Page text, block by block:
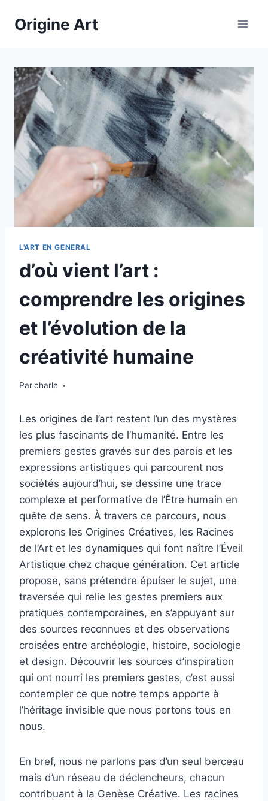
Origine Art
L'ART EN GENERAL
d’où vient l’art :
comprendre les origines
et l’évolution de la
créativité humaine
Parcharle
Les origines de l’art restent l’un des mystères
les plus fascinants de l’humanité. Entre les
premiers gestes gravés sur des parois et les
expressions artistiques qui parcourent nos
sociétés aujourd’hui, se dessine une trace
complexe et performative de l’Être humain en
quête de sens. À travers ce parcours, nous
explorons les Origines Créatives, les Racines
de l’Art et les dynamiques qui font naître l’Éveil
Artistique chez chaque génération. Cet article
propose, sans prétendre épuiser le sujet, une
traversée qui relie les gestes premiers aux
pratiques contemporaines, en s’appuyant sur
des sources reconnues et des observations
croisées entre archéologie, histoire, sociologie
et design. Découvrir les sources d’inspiration
qui ont nourri les premiers gestes, c’est aussi
contempler ce que notre temps apporte à
l’héritage invisible que nous portons tous en
nous.
En bref, nous ne parlons pas d’un seul berceau
mais d’un réseau de déclencheurs, chacun
contribuant à la Genèse Créative. Les racines